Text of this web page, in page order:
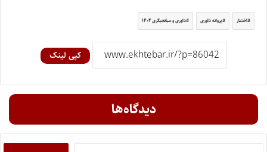
اختبار پروانه داوری داوری و میانجیگری ۱۴۰۲
کپی لینک
دیدگاه‌ها